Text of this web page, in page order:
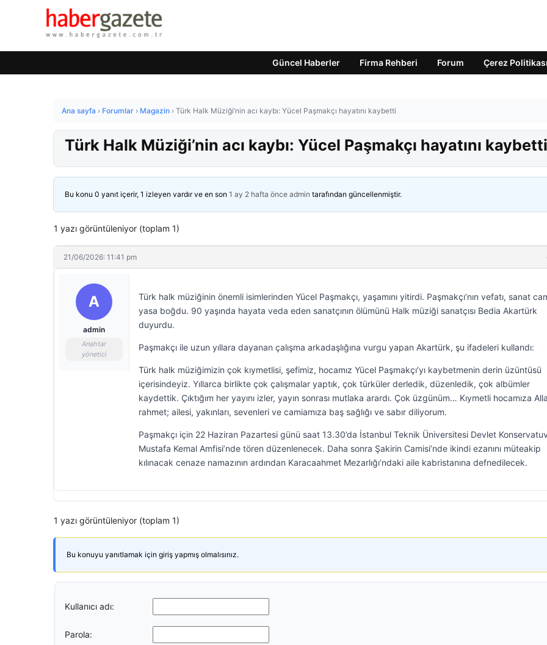
Güncel Haberler Firma Rehberi Forum Çerez Politikası
Ana sayfa › Forumlar › Magazin › Türk Halk Müziği’nin acı kaybı: Yücel Paşmakçı hayatını kaybetti
Türk Halk Müziği’nin acı kaybı: Yücel Paşmakçı hayatını kaybetti
Bu konu 0 yanıt içerir, 1 izleyen vardır ve en son 1 ay 2 hafta önce admin tarafından güncellenmiştir.
1 yazı görüntüleniyor (toplam 1)
21/06/2026: 11:41 pm
A
admin
Anahtar
yönetici
Türk halk müziğinin önemli isimlerinden Yücel Paşmakçı, yaşamını yitirdi. Paşmakçı’nın vefatı, sanat
yasa boğdu. 90 yaşında hayata veda eden sanatçının ölümünü Halk müziği sanatçısı Bedia Akartürk
duyurdu.
Paşmakçı ile uzun yıllara dayanan çalışma arkadaşlığına vurgu yapan Akartürk, şu ifadeleri kullandı:
Türk halk müziğimizin çok kıymetlisi, şefimiz, hocamız Yücel Paşmakçı’yı kaybetmenin derin üzüntüsü
içerisindeyiz. Yıllarca birlikte çok çalışmalar yaptık, çok türküler derledik, düzenledik, çok albümler
kaydettik. Çıktığım her yayını izler, yayın sonrası mutlaka arardı. Çok üzgünüm… Kıymetli hocamıza
rahmet; ailesi, yakınları, sevenleri ve camiamıza baş sağlığı ve sabır diliyorum.
Paşmakçı için 22 Haziran Pazartesi günü saat 13.30’da İstanbul Teknik Üniversitesi Devlet
Mustafa Kemal Amfisi’nde tören düzenlenecek. Daha sonra Şakirin Camisi’nde ikindi ezanını müteakip
kılınacak cenaze namazının ardından Karacaahmet Mezarlığı’ndaki aile kabristanına defnedilecek.
1 yazı görüntüleniyor (toplam 1)
Bu konuyu yanıtlamak için giriş yapmış olmalısınız.
Kullanıcı adı:
Parola: